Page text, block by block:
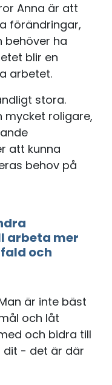
Anna är att
förändringar,
behöver ha
blir en
arbetet.
stora.
mycket roligare,
att kunna
behov på
arbeta mer
och
är inte bäst
och låt
och bidra till
dit - det är där